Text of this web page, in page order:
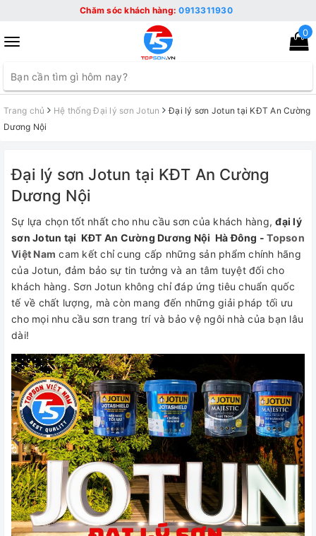
Chăm sóc khách hàng:0913311930
Toggle
0
Trang chủ Hệ thống Đại lý sơn Jotun
Đại lý sơn Jotun tại KĐT An Cường
Dương Nội
Đại lý sơn Jotun tại KĐT An Cường
Dương Nội
Sự lựa chọn tốt nhất cho nhu cầu sơn của khách hàng,đại lý
sơn Jotun tại KĐT An Cường Dương Nội Hà Đông -Topson
Việt Nam cam kết chỉ cung cấp những sản phẩm chính hãng
của Jotun, đảm bảo sự tin tưởng và an tâm tuyệt đối cho
khách hàng. Sơn Jotun không chỉ đáp ứng tiêu chuẩn quốc
tế về chất lượng, mà còn mang đến những giải pháp tối ưu
cho mọi nhu cầu sơn trang trí và bảo vệ ngôi nhà của bạn lâu
dài!